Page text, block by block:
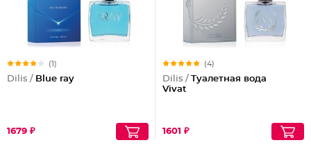
(1)
Dilis / Blue ray
1679 ₽
(4)
Dilis / Туалетная вода
Vivat
1601 ₽